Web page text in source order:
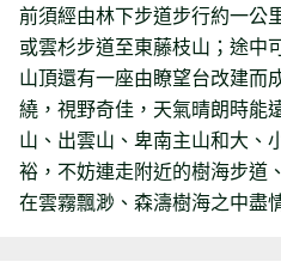
前須經由林下步道步行約一公
或雲杉步道至東藤枝山；途中
山頂還有一座由瞭望台改建而
繞，視野奇佳，天氣晴朗時能
山、出雲山、卑南主山和大、
裕，不妨連走附近的樹海步道
在雲霧飄渺、森濤樹海之中盡